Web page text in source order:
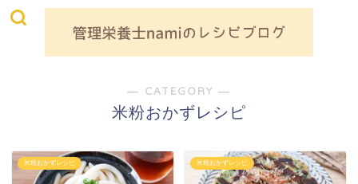
― CATEGORY ―
米粉おかずレシピ
米粉おかずレシピ 米粉おかずレシピ